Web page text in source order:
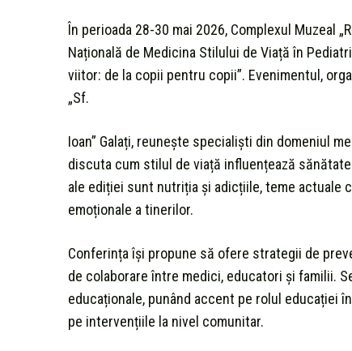
În perioada 28-30 mai 2026, Complexul Muzeal
Națională de Medicina Stilului de Viață în
viitor: de la copii pentru copii”. Evenimentul,
„Sf.
Ioan” Galați, reunește specialiști din domeniul
discuta cum stilul de viață influențează
ale ediției sunt nutriția și adicțiile, teme actuale
emoționale a tinerilor.
Conferința își propune să ofere strategii de
de colaborare între medici, educatori și familii.
educaționale, punând accent pe rolul educației
pe intervențiile la nivel comunitar.